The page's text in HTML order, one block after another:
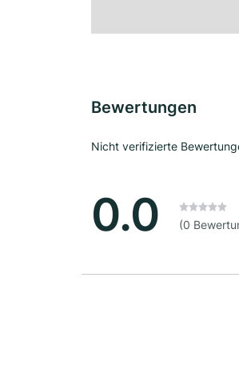
Bewertungen
Nicht verifizierte
0.0 (0